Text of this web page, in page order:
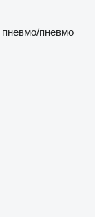
пневмо/пневмо